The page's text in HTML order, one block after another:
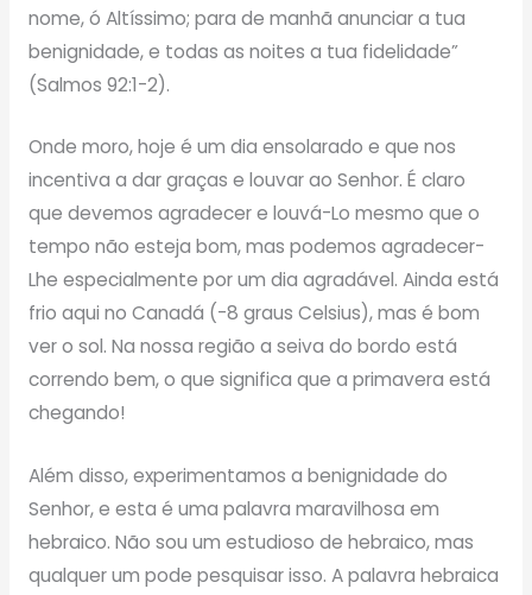
nome, ó Altíssimo; para de manhã anunciar a tua
benignidade, e todas as noites a tua fidelidade”
(Salmos 92:1-2).
Onde moro, hoje é um dia ensolarado e que nos
incentiva a dar graças e louvar ao Senhor. É claro
que devemos agradecer e louvá-Lo mesmo que o
tempo não esteja bom, mas podemos agradecer-
Lhe especialmente por um dia agradável. Ainda está
frio aqui no Canadá (-8 graus Celsius), mas é bom
ver o sol. Na nossa região a seiva do bordo está
correndo bem, o que significa que a primavera está
chegando!
Além disso, experimentamos a benignidade do
Senhor, e esta é uma palavra maravilhosa em
hebraico. Não sou um estudioso de hebraico, mas
qualquer um pode pesquisar isso. A palavra hebraica